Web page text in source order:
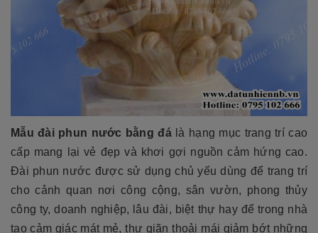
Mẫu đài phun nước bằng đálà hạng mục trang trí cao
cấp mang lại vẻ đẹp và khơi gợi nguồn cảm hứng cao.
Đài phun nước được sử dụng chủ yếu dùng để trang trí
cho cảnh quan nơi công cộng, sân vườn, phong thủy
công ty, doanh nghiệp, lâu đài, biệt thự hay để trong nhà
tạo cảm giác mát mẻ, thư giãn thoải mái giảm bớt những